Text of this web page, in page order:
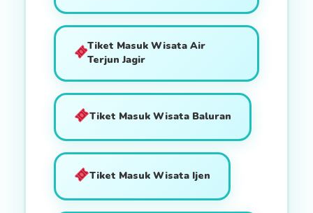
Tiket Masuk Wisata Air
Terjun Jagir
Tiket Masuk Wisata Baluran
Tiket Masuk Wisata Ijen